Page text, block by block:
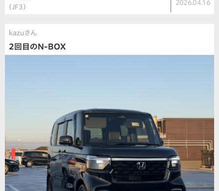
（JF3）
2026.04.16
kazuさん
2回目のN-BOX